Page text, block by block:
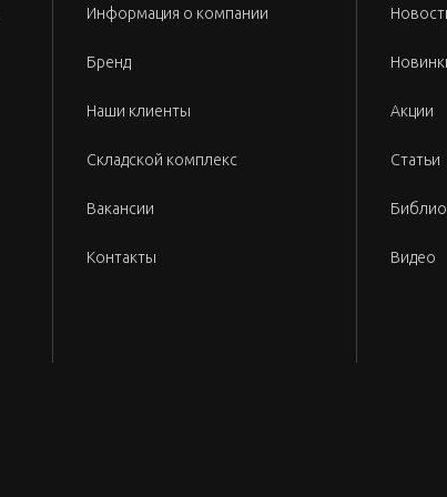
Информация о компании
Бренд
Наши клиенты
Складской комплекс
Вакансии
Контакты
Акции
Статьи
Видео